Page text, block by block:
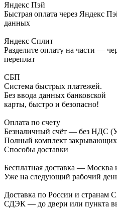
Яндекс Пэй
Быстрая оплата через Яндекс
данных
Яндекс Сплит
Разделите оплату на части —
переплат
СБП
Система быстрых платежей.
Без ввода данных банковской
карты, быстро и безопасно!
Оплата по счету
Безналичный счёт — без НДС
Полный комплект закрывающих
Способы доставки
Бесплатная доставка — Москва
Уже на следующий рабочий
Доставка по России и странам
СДЭК — до двери или пункта